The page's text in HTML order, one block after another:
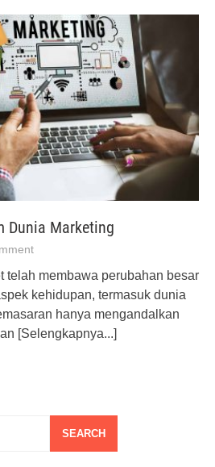
Dunia Marketing
telah membawa perubahan besar
kehidupan, termasuk dunia
hanya mengandalkan
[Selengkapnya...]
SEARCH